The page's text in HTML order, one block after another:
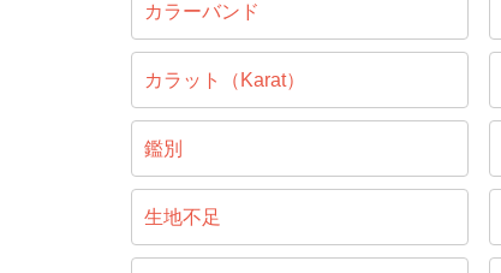
カラーバンド
カラット（Karat）
鑑別
生地不足